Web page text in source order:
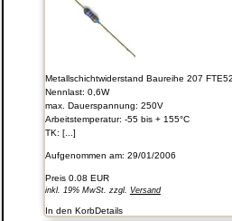
Metallschichtwiderstand Baureihe 207 FTE52
Nennlast: 0,6W
max. Dauerspannung: 250V
Arbeitstemperatur: -55 bis + 155°C
TK: [...]
Aufgenommen am: 29/01/2006
Preis 0.08 EUR
inkl. 19% MwSt. zzgl. Versand
In den KorbDetails